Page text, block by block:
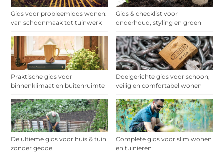
Gids voor probleemloos wonen:
van schoonmaak tot tuinwerk
Gids & checklist voor
onderhoud, styling en groen
Praktische gids voor
binnenklimaat en buitenruimte
Doelgerichte gids voor schoon,
veilig en comfortabel wonen
De ultieme gids voor huis & tuin
zonder gedoe
Complete gids voor slim wonen
en tuinieren